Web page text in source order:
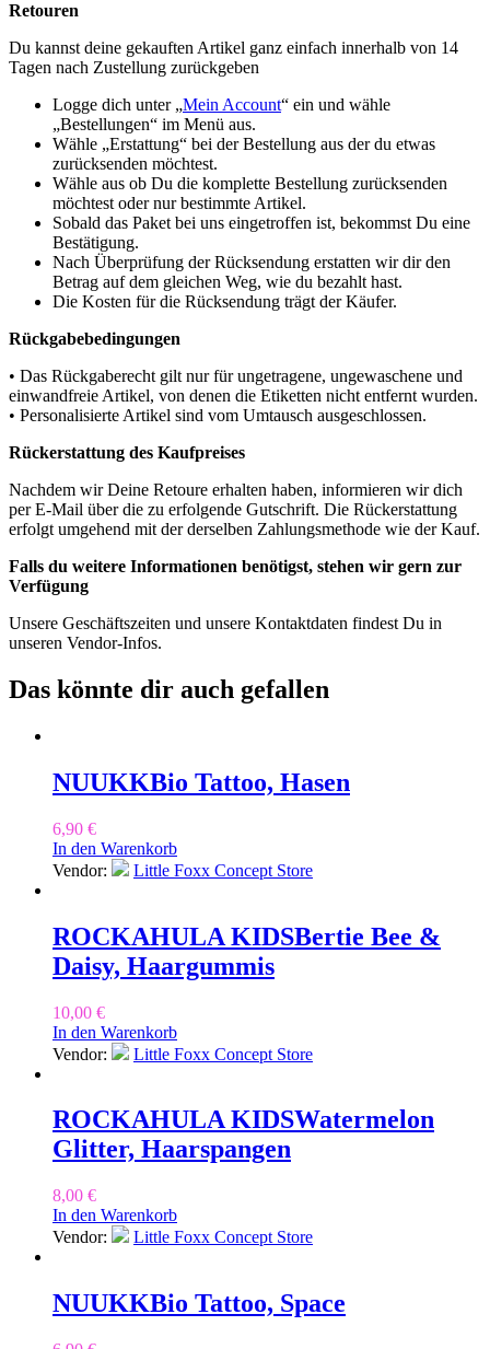
Retouren
Du kannst deine gekauften Artikel ganz einfach innerhalb von 14
Tagen nach Zustellung zurückgeben
Logge dich unter „Mein Account“ ein und wähle
„Bestellungen“ im Menü aus.
Wähle „Erstattung“ bei der Bestellung aus der du etwas
zurücksenden möchtest.
Wähle aus ob Du die komplette Bestellung zurücksenden
möchtest oder nur bestimmte Artikel.
Sobald das Paket bei uns eingetroffen ist, bekommst Du eine
Bestätigung.
Nach Überprüfung der Rücksendung erstatten wir dir den
Betrag auf dem gleichen Weg, wie du bezahlt hast.
Die Kosten für die Rücksendung trägt der Käufer.
Rückgabebedingungen
• Das Rückgaberecht gilt nur für ungetragene, ungewaschene und
einwandfreie Artikel, von denen die Etiketten nicht entfernt wurden.
• Personalisierte Artikel sind vom Umtausch ausgeschlossen.
Rückerstattung des Kaufpreises
Nachdem wir Deine Retoure erhalten haben, informieren wir dich
per E-Mail über die zu erfolgende Gutschrift. Die Rückerstattung
erfolgt umgehend mit der derselben Zahlungsmethode wie der Kauf.
Falls du weitere Informationen benötigst, stehen wir gern zur
Verfügung
Unsere Geschäftszeiten und unsere Kontaktdaten findest Du in
unseren Vendor-Infos.
Das könnte dir auch gefallen
NUUKKBio Tattoo, Hasen
6,90 €
In den Warenkorb
Vendor:
Little Foxx Concept Store
ROCKAHULA KIDSBertie Bee &
Daisy, Haargummis
10,00 €
In den Warenkorb
Vendor:
Little Foxx Concept Store
ROCKAHULA KIDSWatermelon
Glitter, Haarspangen
8,00 €
In den Warenkorb
Vendor:
Little Foxx Concept Store
NUUKKBio Tattoo, Space